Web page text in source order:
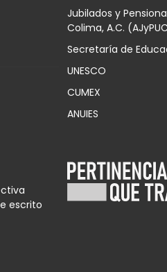
Jubilados y
Colima, A.C.
Secretaría de
UNESCO
CUMEX
ANUIES
escrito